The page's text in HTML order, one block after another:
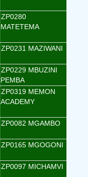
ZP0280
MATETEMA
ZP0231 MAZIWANI
ZP0229 MBUZINI
PEMBA
ZP0319 MEMON
ACADEMY
ZP0082 MGAMBO
ZP0165 MGOGONI
ZP0097 MICHAMVI